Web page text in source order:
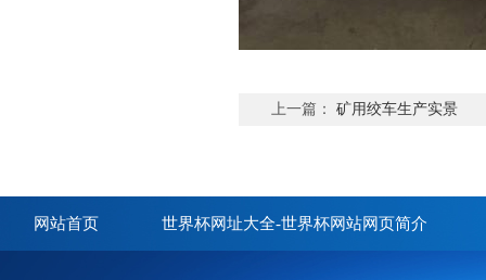
上一篇： 矿用绞车生产实景
网站首页 世界杯网址大全-世界杯网站网页简介